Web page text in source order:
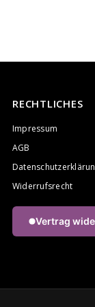
RECHTLICHES
Impressum
AGB
Widerrufsrecht
Vertrag